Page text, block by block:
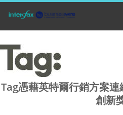
Tag憑藉英特爾行銷方案
創新